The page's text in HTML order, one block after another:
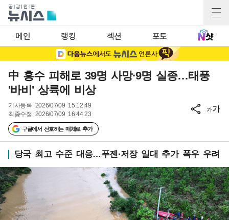
메인 랭킹 섹션 포토
中 홍수 피해로 39명 사망·9명 실종…태풍
'바비' 상륙에 비상
기사등록 2026/07/09 15:12:49
최종수정 2026/07/09 16:44:23
구글에서 선호하는 매체로 추가
가가
당국 최고 수준 대응…푸젠·저장 일대 추가 폭우 우려